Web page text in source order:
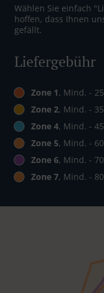
Wählen Sie einfach
hoffen, dass Ihnen
gefällt.
Liefergebühr
Zone 1, Mind. -
Zone 2, Mind. -
Zone 4, Mind. -
Zone 5, Mind. -
Zone 6, Mind. -
Zone 7, Mind. -